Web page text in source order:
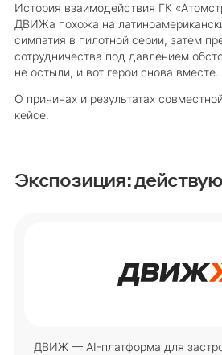
История взаимодействия ГК
ДВИЖа похожа на
симпатия в пилотной серии, затем
сотрудничества под давлением
не остыли, и вот герои снова вместе.
О причинах и результатах
кейсе.
Экспозиция:
ДВИЖ — AI-платформа для